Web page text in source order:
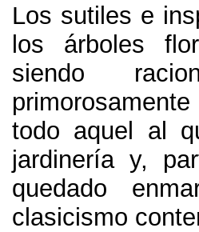
Los sutiles e
los árboles
siendo
todo aquel al
jardinería y,
quedado
clasicismo